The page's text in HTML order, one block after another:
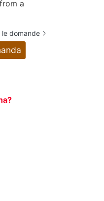
a
domande